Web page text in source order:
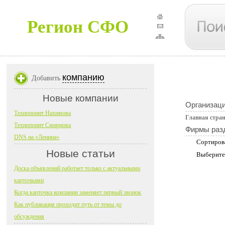
Регион СФО
Главная
Фирмы
Добавить компанию
Новые компании
Технопоинт Нахимова
Технопоинт Смирнова
DNS на «Ленина»
Новые статьи
Доска объявлений работает только с актуальными
карточками
Когда карточка компании заменяет первый звонок
Как публикация проходит путь от темы до
обсуждения